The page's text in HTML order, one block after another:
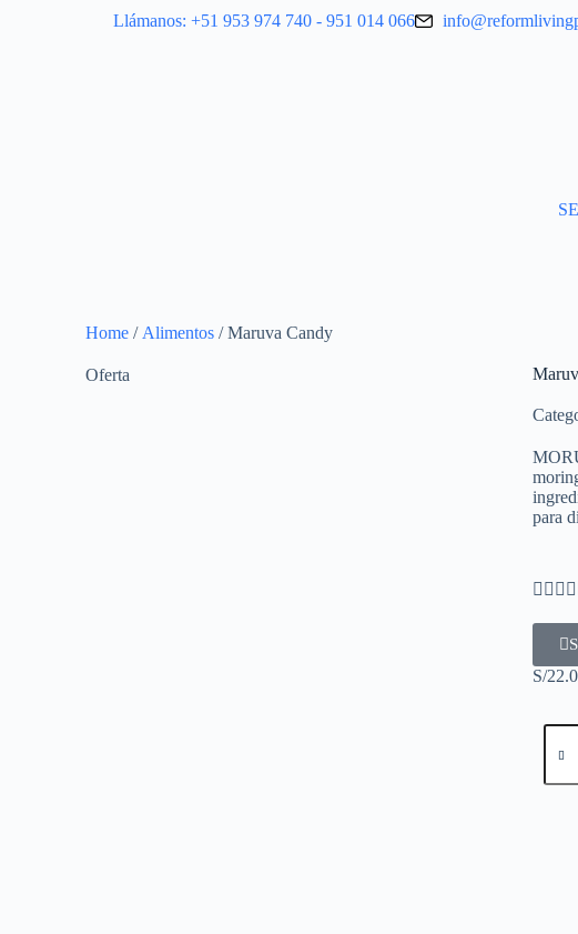
Llámanos: +51 953 974 740 - 951 014 066
Home / Alimentos / Maruva Candy
Oferta
para
   
S/